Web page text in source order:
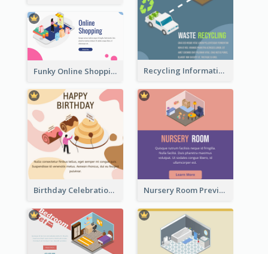
Recycling Information Graphic With Isometric Diagram
Funky Online Shopping Header With Isometric Diagram
Birthday Celebration Graphic With Cute Isometric Diagram Nursery Room Preview With Isometric Diagram